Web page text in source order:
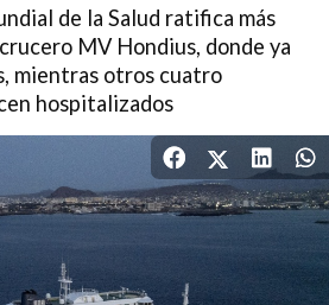
de la Salud ratifica más
MV Hondius, donde ya
mientras otros cuatro
hospitalizados